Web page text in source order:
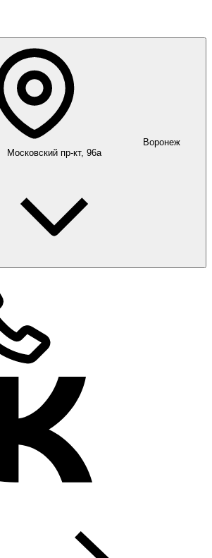
Воронеж
Московский пр-кт, 96а